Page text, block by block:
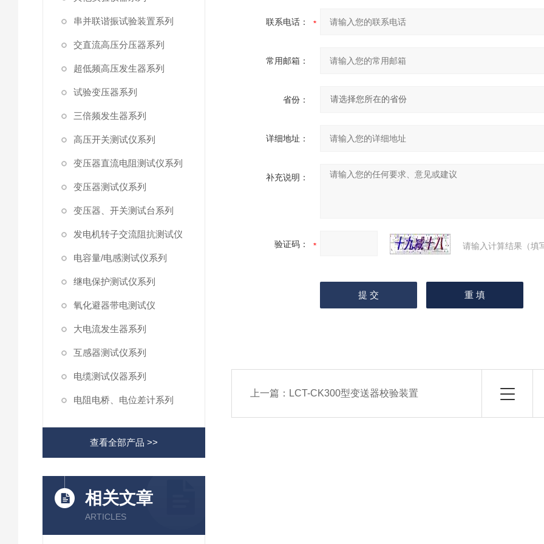
串并联谐振试验装置系列
交直流高压分压器系列
超低频高压发生器系列
试验变压器系列
三倍频发生器系列
高压开关测试仪系列
变压器直流电阻测试仪系列
变压器测试仪系列
变压器、开关测试台系列
发电机转子交流阻抗测试仪
电容量/电感测试仪系列
继电保护测试仪系列
氧化避器带电测试仪
大电流发生器系列
互感器测试仪系列
电缆测试仪器系列
电阻电桥、电位差计系列
查看全部产品 >>
相关文章
ARTICLES
联系电话：
常用邮箱：
省份：
详细地址：
补充说明：
验证码： 请输入计算结果（填
上一篇： LCT-CK300型变送器校验装置